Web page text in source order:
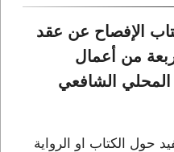
الإفصاح عن عقد
من أعمال
الشافعي
حول الكتاب او الرواية